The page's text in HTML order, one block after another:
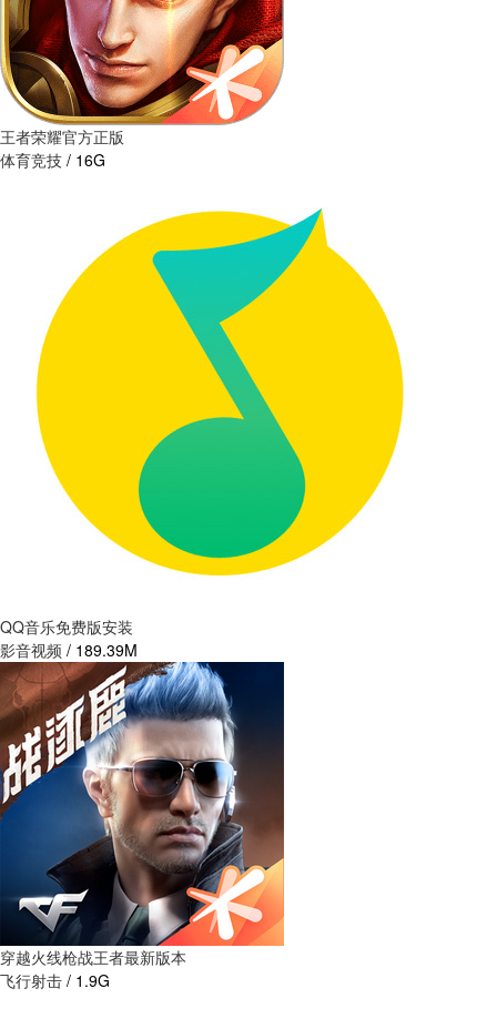
王者荣耀官方正版
体育竞技 / 16G
QQ音乐免费版安装
影音视频 / 189.39M
穿越火线枪战王者最新版本
飞行射击 / 1.9G